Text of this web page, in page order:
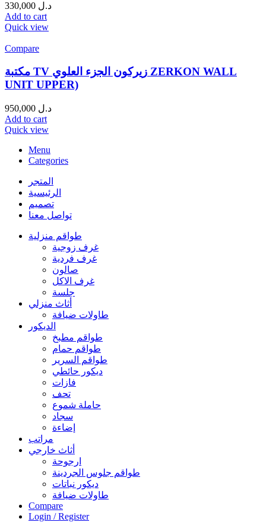
د.ل
Add to cart
Quick view
Compare
مكتبة TV زيركون الجزء العلوي ZERKON WALL
UNIT UPPER)
د.ل
Add to cart
Quick view
Menu
Categories
المتجر
الرئيسية
تصميم
تواصل معنا
طواقم منزلية
غرف زوجية
غرف فردية
صالون
غرف الاكل
جلسة
أثاث منزلي
طاولات ضيافة
الديكور
طواقم مطبخ
طواقم حمام
طواقم السرير
ديكور حائطي
فازات
تحف
حاملة شموع
سجاد
إضاءة
مراتب
أثاث خارجي
ارجوحة
طواقم جلوس الجردينة
ديكور نباتات
طاولات ضيافة
Compare
Login / Register